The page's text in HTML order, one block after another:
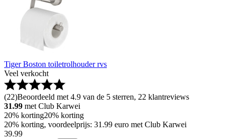
Tiger Boston toiletrolhouder rvs
Veel verkocht
(22)Beoordeeld met 4.9 van de 5 sterren, 22 klantreviews
31.99 met Club Karwei
20% korting20% korting
20% korting, voordeelprijs: 31.99 euro met Club Karwei
39.99